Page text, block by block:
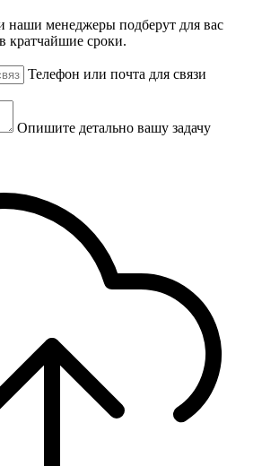
наши менеджеры подберут для вас
кратчайшие сроки.
Телефон или почта для связи
Опишите детально вашу задачу